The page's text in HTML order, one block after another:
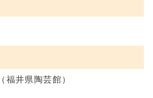
（福井県陶芸館）